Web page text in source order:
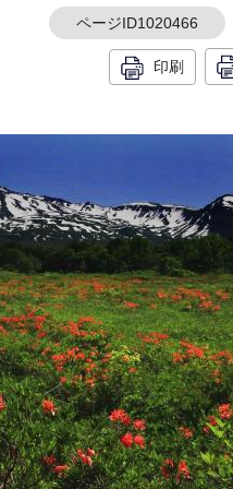
ページID1020466
印刷